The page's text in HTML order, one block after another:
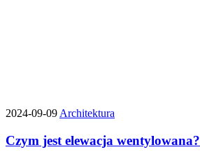
2024-09-09 Architektura
Czym jest elewacja wentylowana?